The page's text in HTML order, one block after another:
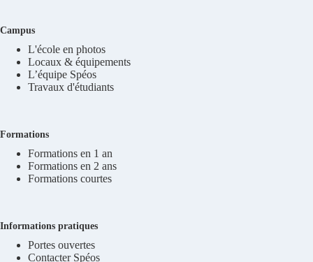
Campus
L'école en photos
Locaux & équipements
L’équipe Spéos
Travaux d'étudiants
Formations
Formations en 1 an
Formations en 2 ans
Formations courtes
Informations pratiques
Portes ouvertes
Contacter Spéos